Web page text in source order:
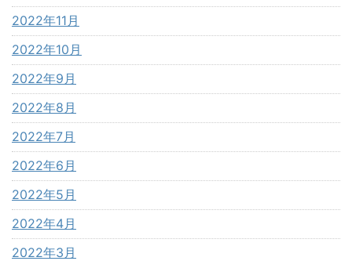
2022年11月
2022年10月
2022年9月
2022年8月
2022年7月
2022年6月
2022年5月
2022年4月
2022年3月